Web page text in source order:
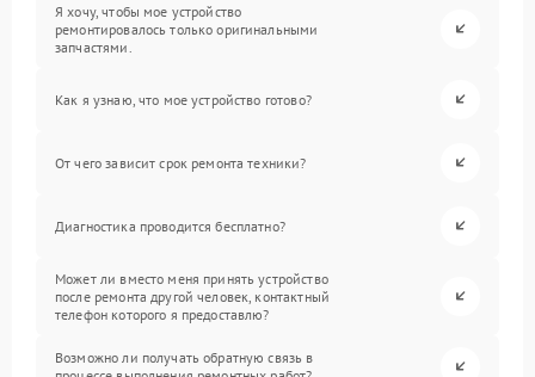
Я хочу, чтобы мое устройство
ремонтировалось только оригинальными
запчастями.
Как я узнаю, что мое устройство готово?
От чего зависит срок ремонта техники?
Диагностика проводится бесплатно?
Может ли вместо меня принять устройство
после ремонта другой человек, контактный
телефон которого я предоставлю?
Возможно ли получать обратную связь в